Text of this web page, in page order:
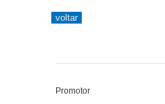
Promotor